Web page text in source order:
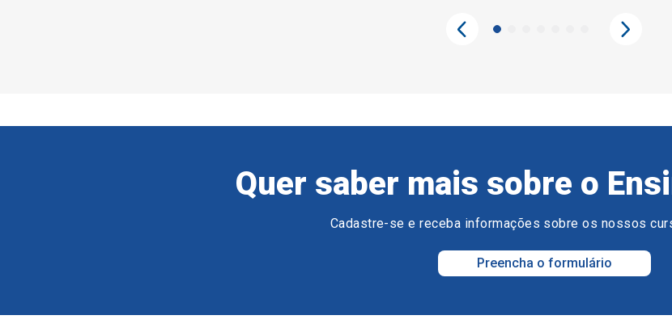
Quer saber mais sobre o
Cadastre-se e receba informações sobre os nossos
Preencha o formulário